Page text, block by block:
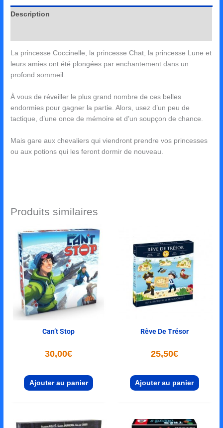
Description
La princesse Coccinelle, la princesse Chat, la princesse Lune et
leurs amies ont été plongées par enchantement dans un
profond sommeil.
À vous de réveiller le plus grand nombre de ces belles
endormies pour gagner la partie. Alors, usez d’un peu de
tactique, d’une once de mémoire et d’un soupçon de chance.
Mais gare aux chevaliers qui viendront prendre vos princesses
ou aux potions qui les feront dormir de nouveau.
Produits similaires
Can’t Stop
30,00€
Ajouter au panier
Rêve De Trésor
25,50€
Ajouter au panier